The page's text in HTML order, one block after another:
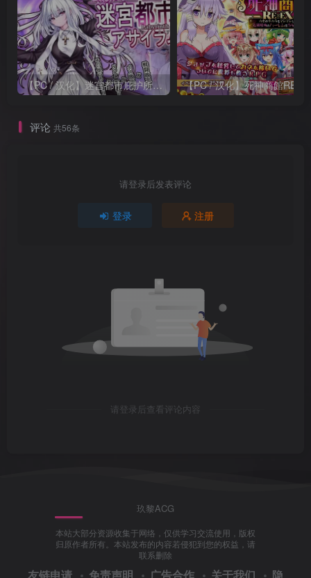
【PC / 汉化】迷宫都市庇护所 / 迷宮都市アサイラム
评论 共56条
请登录后发表评论
登录 注册
请登录后查看评论内容
玖黎ACG
本站大部分资源收集于网络，仅供学习交流使用，版权
归原作者所有。本站发布的内容若侵犯到您的权益，请
联系删除